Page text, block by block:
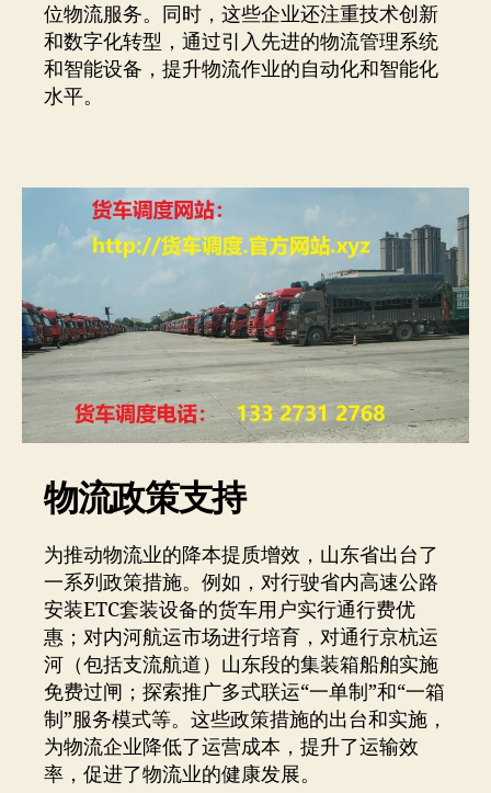
位物流服务。同时，这些企业还注重技术创新
和数字化转型，通过引入先进的物流管理系统
和智能设备，提升物流作业的自动化和智能化
水平。
物流政策支持
为推动物流业的降本提质增效，山东省出台了
一系列政策措施。例如，对行驶省内高速公路
安装ETC套装设备的货车用户实行通行费优
惠；对内河航运市场进行培育，对通行京杭运
河（包括支流航道）山东段的集装箱船舶实施
免费过闸；探索推广多式联运“一单制”和“一箱
制”服务模式等。这些政策措施的出台和实施，
为物流企业降低了运营成本，提升了运输效
率，促进了物流业的健康发展。